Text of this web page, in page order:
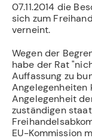
07.11.2014 die
sich zum
verneint.
Wegen der
habe der Rat
Auffassung zu
Angelegenheiten
Angelegenheit
zuständigen
EU-Kommission